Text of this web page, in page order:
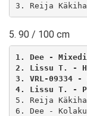
3. Reija
5. 90 / 100 cm
1. Dee -
2. Lissu T. -
3. VRL-09334 -
4. Lissu T. -
5. Reija
6. Dee -